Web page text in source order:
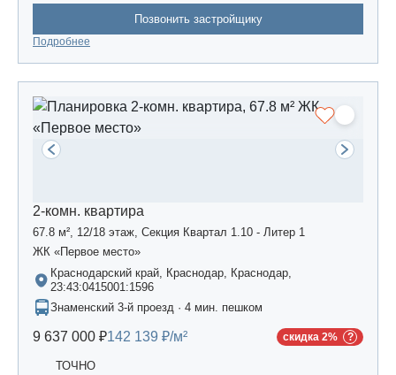
Позвонить застройщику
Подробнее
2-комн. квартира
67.8 м², 12/18 этаж, Секция Квартал 1.10 - Литер 1
ЖК «Первое место»
Краснодарский край, Краснодар, Краснодар,
23:43:0415001:1596
Знаменский 3-й проезд · 4 мин. пешком
9 637 000 ₽142 139 ₽/м² скидка 2%
ТОЧНО